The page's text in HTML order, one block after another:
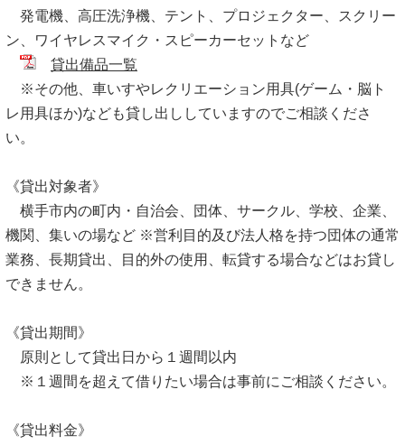
発電機、高圧洗浄機、テント、プロジェクター、スクリー
ン、ワイヤレスマイク・スピーカーセットなど
貸出備品一覧
※その他、車いすやレクリエーション用具(ゲーム・脳ト
レ用具ほか)なども貸し出ししていますのでご相談くださ
い。
《貸出対象者》
横手市内の町内・自治会、団体、サークル、学校、企業、
機関、集いの場など ※営利目的及び法人格を持つ団体の通常
業務、長期貸出、目的外の使用、転貸する場合などはお貸し
できません。
《貸出期間》
原則として貸出日から１週間以内
※１週間を超えて借りたい場合は事前にご相談ください。
《貸出料金》